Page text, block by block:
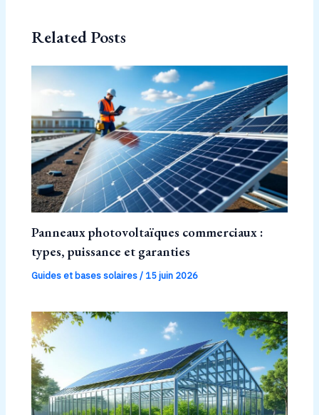
Related Posts
Panneaux photovoltaïques commerciaux :
types, puissance et garanties
Guides et bases solaires/ 15 juin 2026